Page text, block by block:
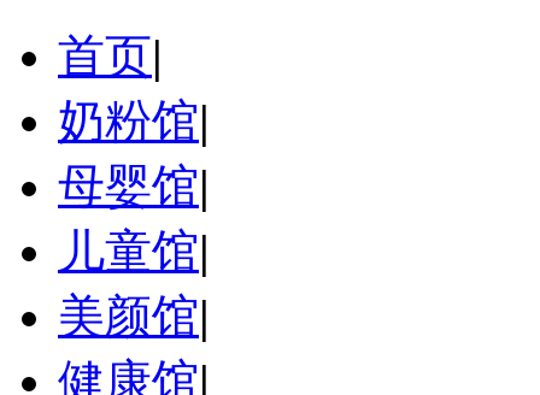
首页|
奶粉馆|
母婴馆|
儿童馆|
美颜馆|
健康馆|